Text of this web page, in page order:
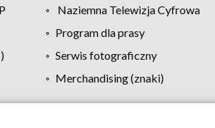
Naziemna Telewizja Cyfrowa
Program dla prasy
Serwis fotograficzny
Merchandising (znaki)